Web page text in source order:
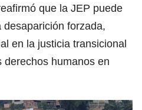
que la JEP puede
forzada,
en la justicia transicional
derechos humanos en